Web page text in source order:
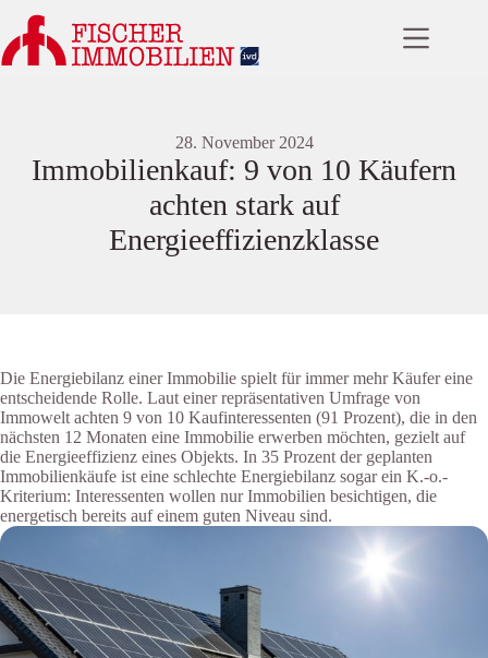
Inhalt
springen
28. November 2024
Immobilienkauf: 9 von 10 Käufern
achten stark auf
Energieeffizienzklasse
Die Energiebilanz einer Immobilie spielt für immer mehr Käufer eine
entscheidende Rolle. Laut einer repräsentativen Umfrage von
Immowelt achten 9 von 10 Kaufinteressenten (91 Prozent), die in den
nächsten 12 Monaten eine Immobilie erwerben möchten, gezielt auf
die Energieeffizienz eines Objekts. In 35 Prozent der geplanten
Immobilienkäufe ist eine schlechte Energiebilanz sogar ein K.-o.-
Kriterium: Interessenten wollen nur Immobilien besichtigen, die
energetisch bereits auf einem guten Niveau sind.